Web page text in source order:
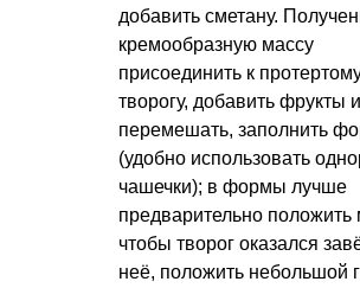
добавить сметану.
кремообразную массу
присоединить к
творогу, добавить фрукты
перемешать, заполнить
(удобно использовать
чашечки); в формы лучше
предварительно положить
чтобы творог оказался
неё, положить небольшой